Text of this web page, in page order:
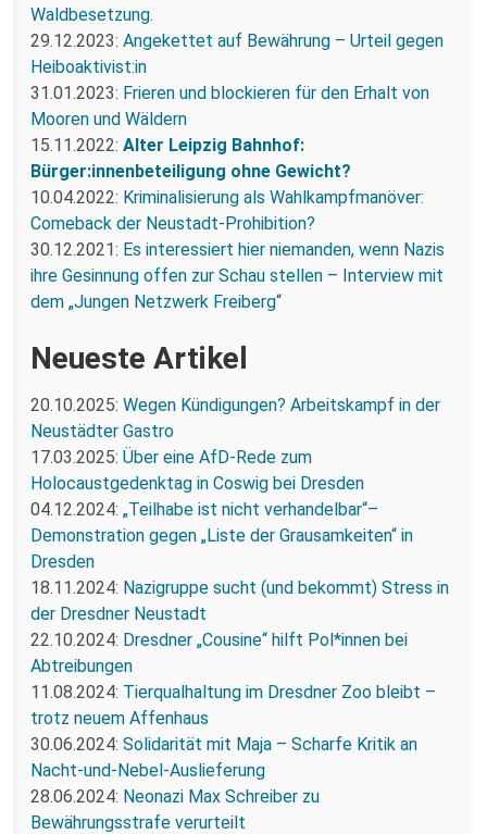
Waldbesetzung.
29.12.2023: Angekettet auf Bewährung – Urteil gegen
Heiboaktivist:in
31.01.2023: Frieren und blockieren für den Erhalt von
Mooren und Wäldern
15.11.2022: Alter Leipzig Bahnhof:
Bürger:innenbeteiligung ohne Gewicht?
10.04.2022: Kriminalisierung als Wahlkampfmanöver:
Comeback der Neustadt-Prohibition?
30.12.2021: Es interessiert hier niemanden, wenn Nazis
ihre Gesinnung offen zur Schau stellen – Interview mit
dem „Jungen Netzwerk Freiberg“
Neueste Artikel
20.10.2025: Wegen Kündigungen? Arbeitskampf in der
Neustädter Gastro
17.03.2025: Über eine AfD-Rede zum
Holocaustgedenktag in Coswig bei Dresden
04.12.2024: „Teilhabe ist nicht verhandelbar“–
Demonstration gegen „Liste der Grausamkeiten“ in
Dresden
18.11.2024: Nazigruppe sucht (und bekommt) Stress in
der Dresdner Neustadt
22.10.2024: Dresdner „Cousine“ hilft Pol*innen bei
Abtreibungen
11.08.2024: Tierqualhaltung im Dresdner Zoo bleibt –
trotz neuem Affenhaus
30.06.2024: Solidarität mit Maja – Scharfe Kritik an
Nacht-und-Nebel-Auslieferung
28.06.2024: Neonazi Max Schreiber zu
Bewährungsstrafe verurteilt